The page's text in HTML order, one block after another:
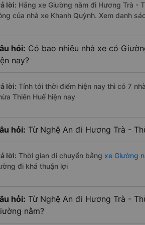
lời: Hãng xe Giường nằm đi Hương Trà -
của nhà xe Khanh Quỳnh. Xem danh
hỏi: Có bao nhiêu nhà xe có
nay?
lời: Tính tới thời điểm hiện nay thì có 7
Thiên Huế hiện nay
hỏi: Từ Nghệ An đi Hương Trà -
lời: Thời gian di chuyển bằng xe Giường
đi khá thuận lợi
hỏi: Từ Nghệ An đi Hương Trà -
nằm?